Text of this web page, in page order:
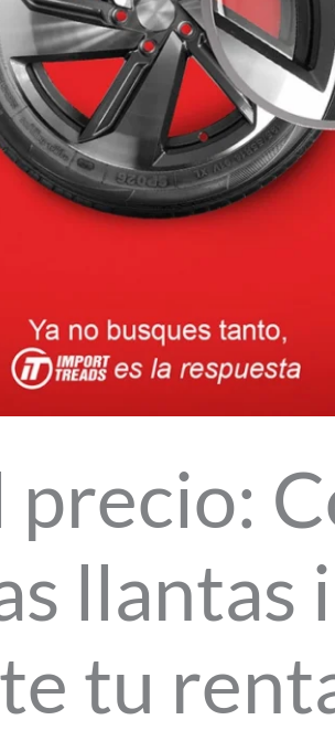
precio:
llantas
tu